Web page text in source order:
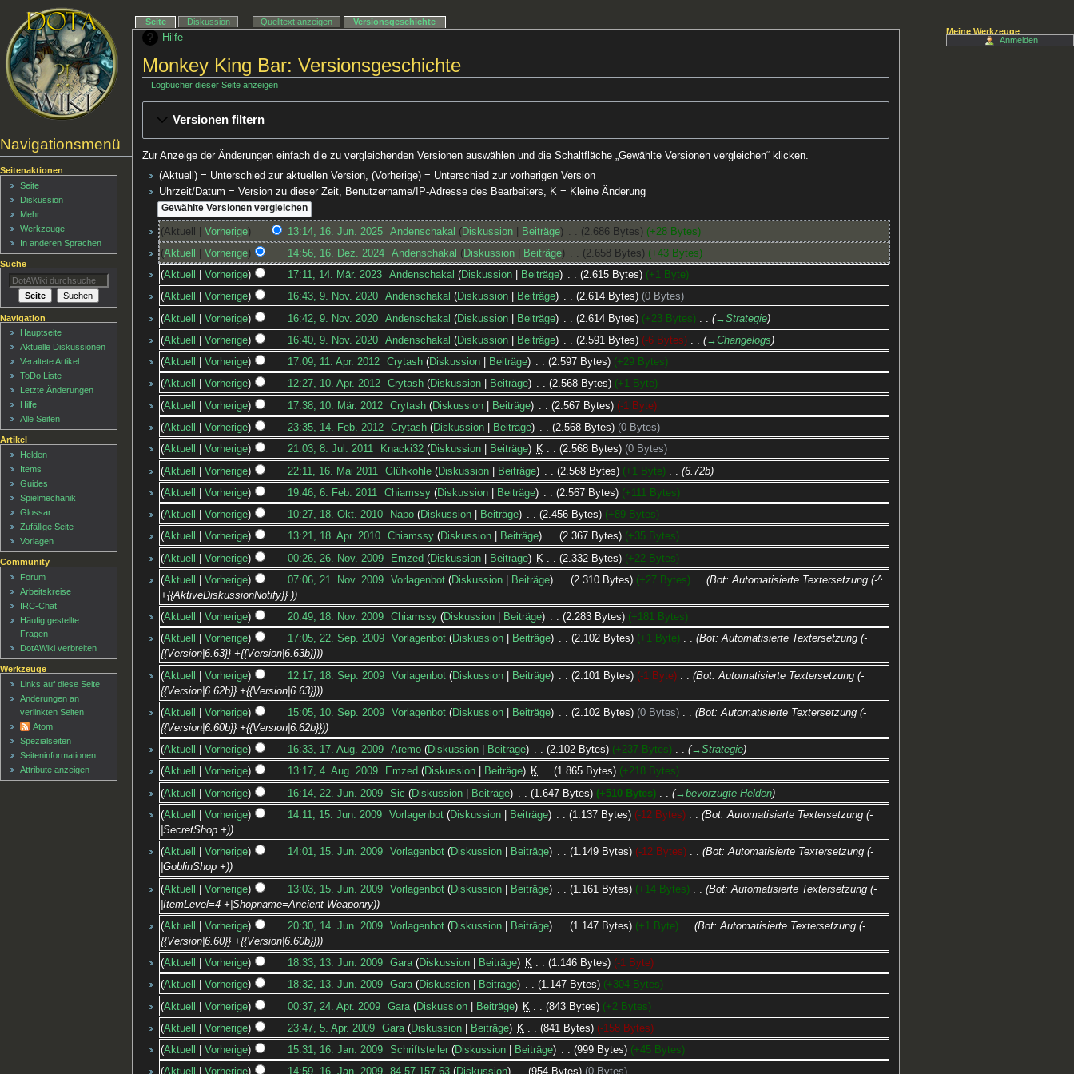
Hilfe
Monkey King Bar: Versionsgeschichte
Logbücher dieser Seite anzeigen
Versionen filtern
Zur Anzeige der Änderungen einfach die zu vergleichenden Versionen auswählen und die Schaltfläche „Gewählte Versionen vergleichen“ klicken.
(Aktuell) = Unterschied zur aktuellen Version, (Vorherige) = Unterschied zur vorherigen Version
Uhrzeit/Datum = Version zu dieser Zeit, Benutzername/IP-Adresse des Bearbeiters, K = Kleine Änderung
Aktuell Vorherige 13:14, 16. Jun. 2025‎ Andenschakal Diskussion Beiträge 2.686 Bytes
+28 Bytes
Aktuell
Vorherige 14:56, 16. Dez. 2024‎ Andenschakal Diskussion Beiträge 2.658 Bytes
+43 Bytes
Aktuell
Vorherige 17:11, 14. Mär. 2023‎ Andenschakal Diskussion Beiträge 2.615 Bytes
+1 Byte
Aktuell
Vorherige 16:43, 9. Nov. 2020‎ Andenschakal Diskussion Beiträge 2.614 Bytes
0 Bytes
Aktuell
Vorherige 16:42, 9. Nov. 2020‎ Andenschakal Diskussion Beiträge 2.614 Bytes +23 Bytes
→‎Strategie
Aktuell
Vorherige 16:40, 9. Nov. 2020‎ Andenschakal Diskussion Beiträge 2.591 Bytes -6 Bytes
→‎Changelogs
Aktuell
Vorherige 17:09, 11. Apr. 2012‎ Crytash Diskussion Beiträge 2.597 Bytes
+29 Bytes
Aktuell
Vorherige 12:27, 10. Apr. 2012‎ Crytash Diskussion Beiträge 2.568 Bytes
+1 Byte
Aktuell
Vorherige 17:38, 10. Mär. 2012‎ Crytash Diskussion Beiträge 2.567 Bytes
-1 Byte
Aktuell
Vorherige 23:35, 14. Feb. 2012‎ Crytash Diskussion Beiträge 2.568 Bytes
0 Bytes
Aktuell
Vorherige 21:03, 8. Jul. 2011‎ Knacki32 Diskussion Beiträge K 2.568 Bytes
0 Bytes
Aktuell
Vorherige 22:11, 16. Mai 2011 Glühkohle Diskussion Beiträge 2.568 Bytes +1 Byte
6.72b
Aktuell
Vorherige 19:46, 6. Feb. 2011 Chiamssy Diskussion Beiträge 2.567 Bytes
+111 Bytes
Aktuell
Vorherige 10:27, 18. Okt. 2010‎ Napo Diskussion Beiträge 2.456 Bytes
+89 Bytes
Aktuell
Vorherige 13:21, 18. Apr. 2010‎ Chiamssy Diskussion Beiträge 2.367 Bytes
+35 Bytes
Aktuell
Vorherige 00:26, 26. Nov. 2009‎ Emzed Diskussion Beiträge K 2.332 Bytes
+22 Bytes
Aktuell
Vorherige 07:06, 21. Nov. 2009‎ Vorlagenbot Diskussion Beiträge 2.310 Bytes +27 Bytes
Bot: Automatisierte Textersetzung (-^
+{{AktiveDiskussionNotify}} )
Aktuell
Vorherige 20:49, 18. Nov. 2009‎ Chiamssy Diskussion Beiträge 2.283 Bytes
+181 Bytes
Aktuell
Vorherige 17:05, 22. Sep. 2009‎ Vorlagenbot Diskussion Beiträge 2.102 Bytes +1 Byte
Bot: Automatisierte Textersetzung (-
{{Version|6.63}} +{{Version|6.63b}})
Aktuell
Vorherige 12:17, 18. Sep. 2009‎ Vorlagenbot Diskussion Beiträge 2.101 Bytes -1 Byte
Bot: Automatisierte Textersetzung (-
{{Version|6.62b}} +{{Version|6.63}})
Aktuell
Vorherige 15:05, 10. Sep. 2009‎ Vorlagenbot Diskussion Beiträge 2.102 Bytes 0 Bytes
Bot: Automatisierte Textersetzung (-
{{Version|6.60b}} +{{Version|6.62b}})
Aktuell
Vorherige 16:33, 17. Aug. 2009‎ Aremo Diskussion Beiträge 2.102 Bytes +237 Bytes
→‎Strategie
Aktuell
Vorherige 13:17, 4. Aug. 2009‎ Emzed Diskussion Beiträge K 1.865 Bytes
+218 Bytes
Aktuell
Vorherige 16:14, 22. Jun. 2009‎ Sic Diskussion Beiträge 1.647 Bytes +510 Bytes
→‎bevorzugte Helden
Aktuell
Vorherige 14:11, 15. Jun. 2009‎ Vorlagenbot Diskussion Beiträge 1.137 Bytes -12 Bytes
Bot: Automatisierte Textersetzung (-
|SecretShop +)
Aktuell
Vorherige 14:01, 15. Jun. 2009‎ Vorlagenbot Diskussion Beiträge 1.149 Bytes -12 Bytes
Bot: Automatisierte Textersetzung (-
|GoblinShop +)
Aktuell
Vorherige 13:03, 15. Jun. 2009‎ Vorlagenbot Diskussion Beiträge 1.161 Bytes +14 Bytes
Bot: Automatisierte Textersetzung (-
|ItemLevel=4 +|Shopname=Ancient Weaponry)
Aktuell
Vorherige 20:30, 14. Jun. 2009‎ Vorlagenbot Diskussion Beiträge 1.147 Bytes +1 Byte
Bot: Automatisierte Textersetzung (-
{{Version|6.60}} +{{Version|6.60b}})
Aktuell
Vorherige 18:33, 13. Jun. 2009‎ Gara Diskussion Beiträge K 1.146 Bytes
-1 Byte
Aktuell
Vorherige 18:32, 13. Jun. 2009‎ Gara Diskussion Beiträge 1.147 Bytes
+304 Bytes
Aktuell
Vorherige 00:37, 24. Apr. 2009‎ Gara Diskussion Beiträge K 843 Bytes
+2 Bytes
Aktuell
Vorherige 23:47, 5. Apr. 2009‎ Gara Diskussion Beiträge K 841 Bytes
-158 Bytes
Aktuell
Vorherige 15:31, 16. Jan. 2009‎ Schriftsteller Diskussion Beiträge 999 Bytes
+45 Bytes
Navigationsmenü
Seite Diskussion Quelltext anzeigen Versionsgeschichte
Seitenaktionen
Seite
Diskussion
Mehr
Werkzeuge
In anderen Sprachen
Meine Werkzeuge
Anmelden
Suche
Navigation
Hauptseite
Aktuelle Diskussionen
Veraltete Artikel
ToDo Liste
Letzte Änderungen
Hilfe
Alle Seiten
Artikel
Helden
Items
Guides
Spielmechanik
Glossar
Zufällige Seite
Vorlagen
Community
Forum
Arbeitskreise
IRC-Chat
Häufig gestellte
Fragen
DotAWiki verbreiten
Werkzeuge
Links auf diese Seite
Änderungen an
verlinkten Seiten
Atom
Spezialseiten
Seiten­informationen
Attribute anzeigen